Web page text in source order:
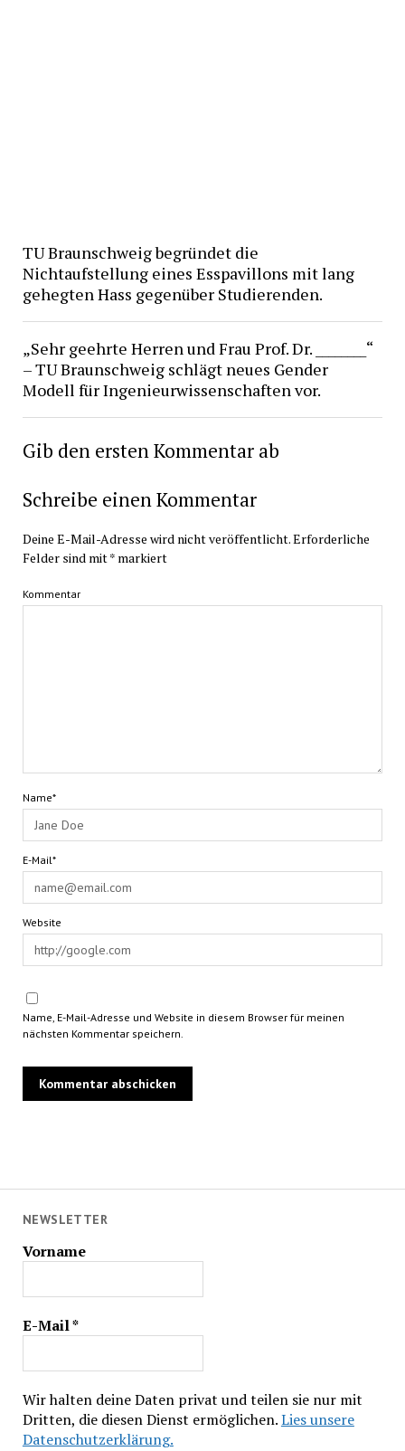
NEWSLETTER
Vorname
E-Mail*
Wir halten deine Daten privat und teilen sie nur mit
Dritten, die diesen Dienst ermöglichen.Lies unsere
Datenschutzerklärung.
TU Braunschweig begründet die
Nichtaufstellung eines Esspavillons mit lang
gehegten Hass gegenüber Studierenden.
„Sehr geehrte Herren und Frau Prof. Dr. ________“
– TU Braunschweig schlägt neues Gender
Modell für Ingenieurwissenschaften vor.
Gib den ersten Kommentar ab
Schreibe einen Kommentar
Deine E-Mail-Adresse wird nicht veröffentlicht.Erforderliche
Felder sind mit*markiert
Kommentar
Name*
E-Mail*
Website
Name, E-Mail-Adresse und Website in diesem Browser für meinen
nächsten Kommentar speichern.